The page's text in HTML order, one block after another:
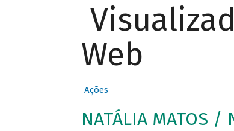
Web
Ações
NATÁLIA MATOS